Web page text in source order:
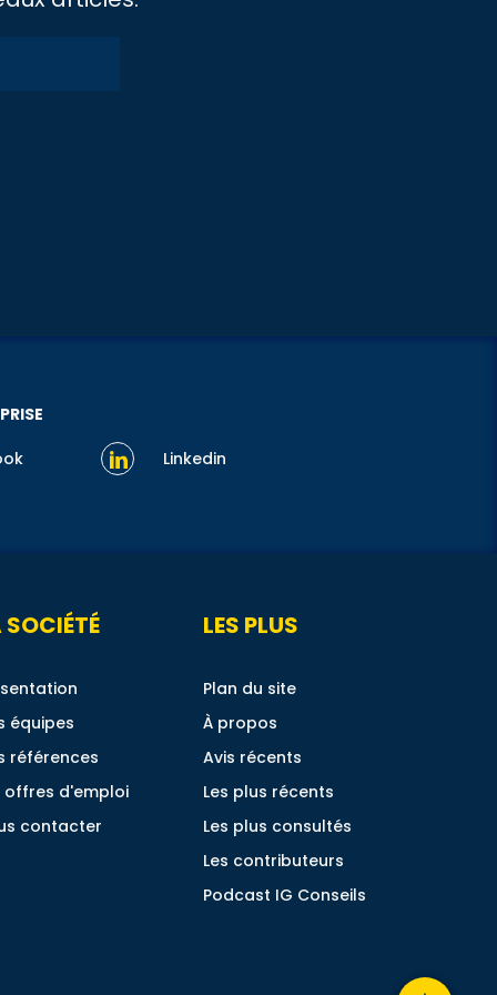
Linkedin
SOCIÉTÉ
équipes
références
offres d'emploi
contacter
LES PLUS
Plan du site
À propos
Avis récents
Les plus récents
Les plus consultés
Les contributeurs
Podcast IG Conseils